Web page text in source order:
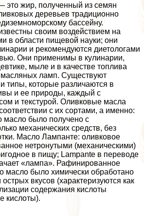
это жир, полученный из семян
деревьев традиционно
бассейну.
своим воздействием на
в области пищевой науки; они
и рекомендуются диетологами
Они применимы в кулинарии,
мыле и в качестве топлива
ламп. Существуют
типы, которые различаются в
и ее природы, каждый с
и текстурой. Оливковые масла
с их сортами, а именно:
масло было получено с
механических средств, без
Масло Лампанте: оливковое
нетронутыми (механическими)
в пищу; Lampante в переводе
«лампа». Рафинированное
масло было химически обработано
вкусов (хаpaктеризуются как
содержания кислоты
кислоты).